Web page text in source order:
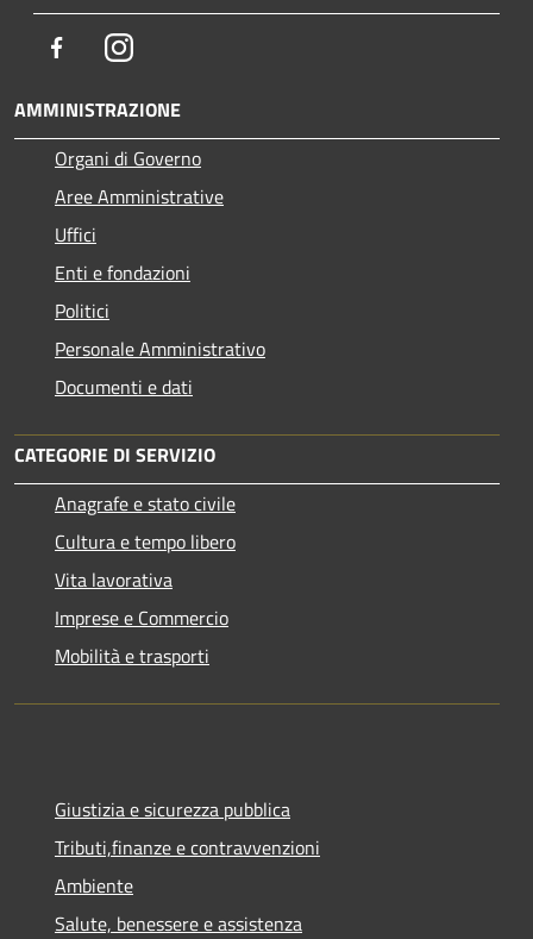
FacebookInstagram
AMMINISTRAZIONE
Organi di Governo
Aree Amministrative
Uffici
Enti e fondazioni
Politici
Personale Amministrativo
Documenti e dati
CATEGORIE DI SERVIZIO
Anagrafe e stato civile
Cultura e tempo libero
Vita lavorativa
Imprese e Commercio
Mobilità e trasporti
Giustizia e sicurezza pubblica
Tributi,finanze e contravvenzioni
Ambiente
Salute, benessere e assistenza